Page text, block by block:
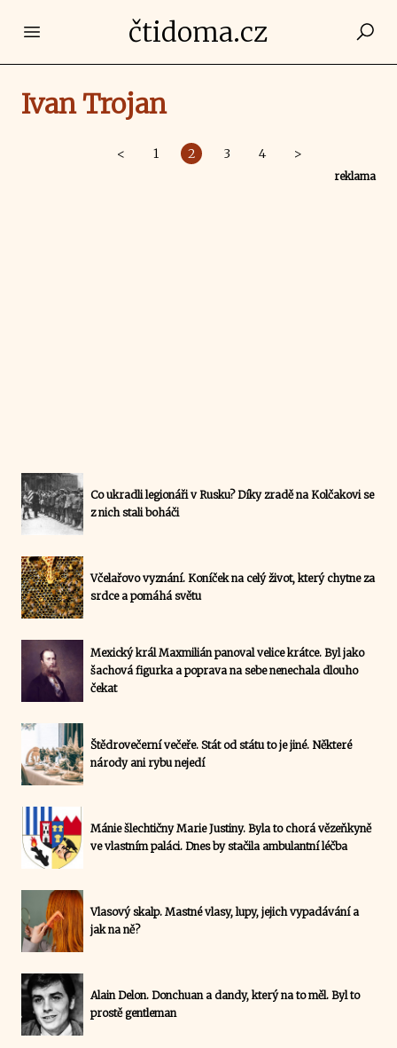
Open main menučtidoma.cz
Ivan Trojan
< 1 2 3 4 >
reklama
Co ukradli legionáři v Rusku? Díky zradě na Kolčakovi se
z nich stali boháči
Včelařovo vyznání. Koníček na celý život, který chytne za
srdce a pomáhá světu
Mexický král Maxmilián panoval velice krátce. Byl jako
šachová figurka a poprava na sebe nenechala dlouho
čekat
Štědrovečerní večeře. Stát od státu to je jiné. Některé
národy ani rybu nejedí
Mánie šlechtičny Marie Justiny. Byla to chorá vězeňkyně
ve vlastním paláci. Dnes by stačila ambulantní léčba
Vlasový skalp. Mastné vlasy, lupy, jejich vypadávání a
jak na ně?
Alain Delon. Donchuan a dandy, který na to měl. Byl to
prostě gentleman